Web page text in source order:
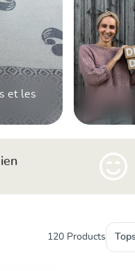
et les
120 Products